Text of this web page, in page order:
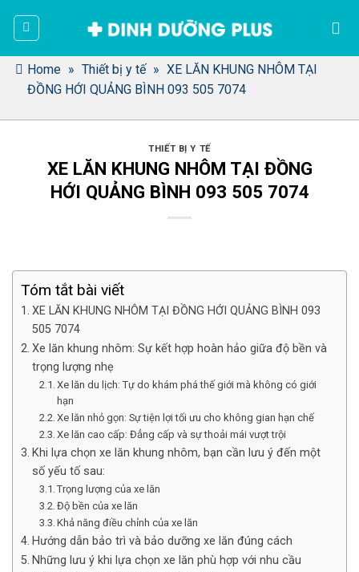
dung Home » Thiết bị y tế » XE LĂN KHUNG NHÔM TẠI
ĐỒNG HỚI QUẢNG BÌNH 093 505 7074
THIẾT BỊ Y TẾ
XE LĂN KHUNG NHÔM TẠI ĐỒNG
HỚI QUẢNG BÌNH 093 505 7074
Tóm tắt bài viết
XE LĂN KHUNG NHÔM TẠI ĐỒNG HỚI QUẢNG BÌNH 093
505 7074
Xe lăn khung nhôm: Sự kết hợp hoàn hảo giữa độ bền và
trọng lượng nhẹ
Xe lăn du lịch: Tự do khám phá thế giới mà không có giới
hạn
Xe lăn nhỏ gọn: Sự tiện lợi tối ưu cho không gian hạn chế
Xe lăn cao cấp: Đẳng cấp và sự thoải mái vượt trội
Khi lựa chọn xe lăn khung nhôm, bạn cần lưu ý đến một
số yếu tố sau:
Trọng lượng của xe lăn
Độ bền của xe lăn
Khả năng điều chỉnh của xe lăn
Hướng dẫn bảo trì và bảo dưỡng xe lăn đúng cách
Những lưu ý khi lựa chọn xe lăn phù hợp với nhu cầu